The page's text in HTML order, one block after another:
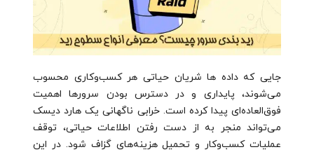
جایی که داده‌ ها شریان حیاتی هر کسب‌وکاری محسوب
می‌شوند، پایداری و در دسترس بودن سرورها اهمیت
فوق‌العاده‌ای پیدا کرده است. خرابی ناگهانی یک هارد دیسک
می‌تواند منجر به از دست رفتن اطلاعات حیاتی، توقف
عملیات کسب‌وکار و تحمیل هزینه‌های گزاف شود. در این